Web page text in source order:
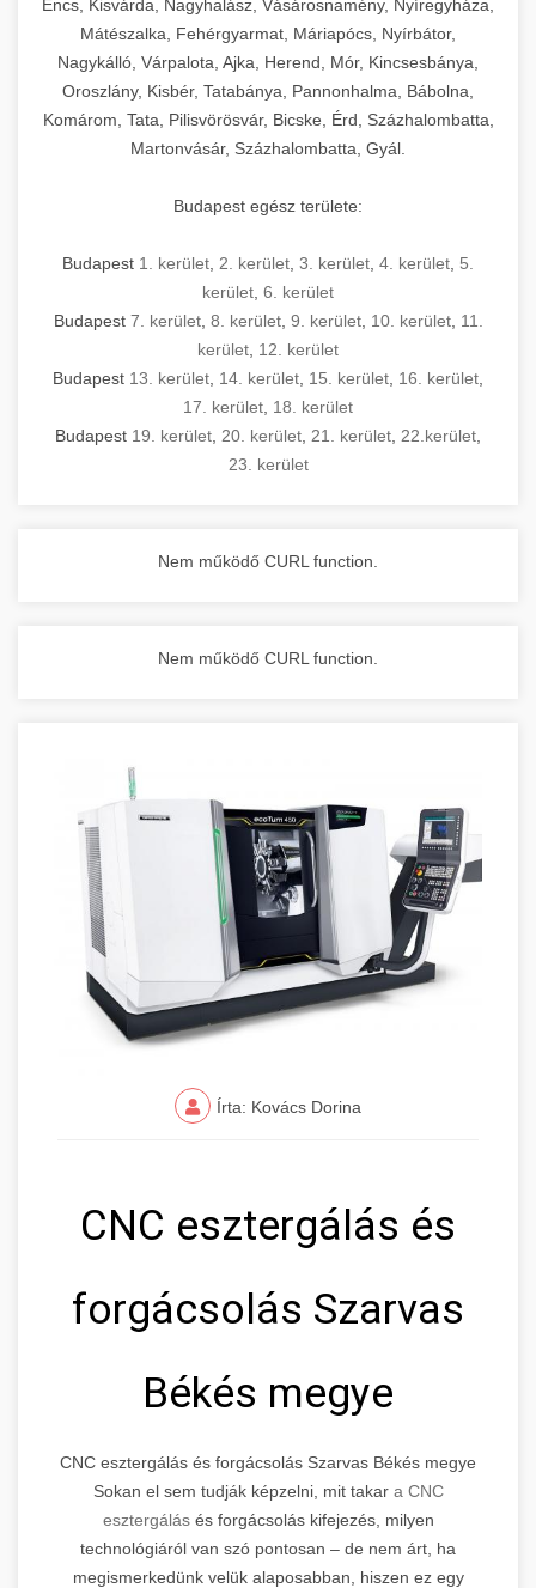
Encs, Kisvárda, Nagyhalász, Vásárosnamény, Nyíregyháza,
Mátészalka, Fehérgyarmat, Máriapócs, Nyírbátor,
Nagykálló, Várpalota, Ajka, Herend, Mór, Kincsesbánya,
Oroszlány, Kisbér, Tatabánya, Pannonhalma, Bábolna,
Komárom, Tata, Pilisvörösvár, Bicske, Érd, Százhalombatta,
Martonvásár, Százhalombatta, Gyál.
Budapest egész területe:
Budapest 1. kerület 2. kerület 3. kerület 4. kerület 5.
kerület 6. kerület
Budapest 7. kerület, 8. kerület, 9. kerület, 10. kerület, 11.
kerület 12. kerület
Budapest 13. kerület 14. kerület 15. kerület 16. kerület
17. kerület 18. kerület
Budapest 19. kerület 20. kerület 21. kerület 22.kerület
23. kerület
Nem működő CURL function.
Nem működő CURL function.
Írta: Kovács Dorina
CNC esztergálás és
forgácsolás Szarvas
Békés megye
CNC esztergálás és forgácsolás Szarvas Békés megye
Sokan el sem tudják képzelni, mit takar a CNC
esztergálásés forgácsolás kifejezés, milyen
technológiáról van szó pontosan – de nem árt, ha
megismerkedünk velük alaposabban, hiszen ez egy